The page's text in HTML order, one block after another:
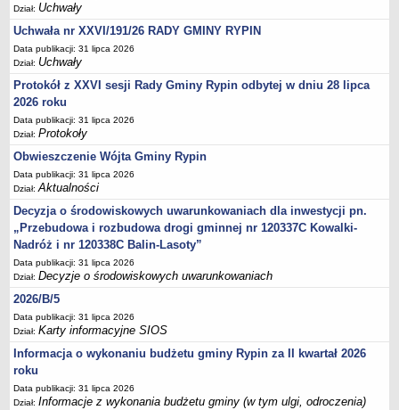
Wnioski
Struktura organizacyjna
Rada gminy
Wójt
Urząd gminy
Jednostki organizacyjne, GOPS, Instytucja kultury, OSP
Jednostki pomocnicze - sołectwa
Plan pracy komisji rewizyjnej
Sesje Rady Gminy Rypin
PRAWO LOKALNE
Statut
Strategia rozwoju
Projekty uchwał
Protokoły
Postać dokumentów
Dział: Uchwały
Uchwała nr XXVI/191/26 RADY GMINY RYPIN
Data publikacji: 31 lipca 2026
Dział: Uchwały
Protokół z XXVI sesji Rady Gminy Rypin odbytej w dniu 28 lipca
2026 roku
Data publikacji: 31 lipca 2026
Dział:Protokoły
Obwieszczenie Wójta Gminy Rypin
Data publikacji: 31 lipca 2026
Dział:Aktualności
Decyzja o środowiskowych uwarunkowaniach dla inwestycji pn.
„Przebudowa i rozbudowa drogi gminnej nr 120337C Kowalki-
Nadróż i nr 120338C Balin-Lasoty”
Data publikacji: 31 lipca 2026
Dział:Decyzje o środowiskowych uwarunkowaniach
2026/B/5
Data publikacji: 31 lipca 2026
Dział:Karty informacyjne SIOS
Informacja o wykonaniu budżetu gminy Rypin za II kwartał 2026
roku
Data publikacji: 31 lipca 2026
Dział:Informacje z wykonania budżetu gminy (w tym ulgi, odroczenia)